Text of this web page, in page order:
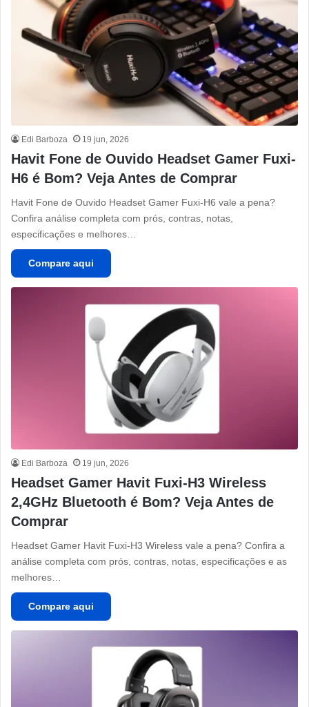
Edi Barboza 19 jun, 2026
Havit Fone de Ouvido Headset Gamer Fuxi-
H6 é Bom? Veja Antes de Comprar
Havit Fone de Ouvido Headset Gamer Fuxi-H6 vale a pena?
Confira análise completa com prós, contras, notas,
especificações e melhores…
Compare aqui
Edi Barboza 19 jun, 2026
Headset Gamer Havit Fuxi-H3 Wireless
2,4GHz Bluetooth é Bom? Veja Antes de
Comprar
Headset Gamer Havit Fuxi-H3 Wireless vale a pena? Confira a
análise completa com prós, contras, notas, especificações e as
melhores…
Compare aqui